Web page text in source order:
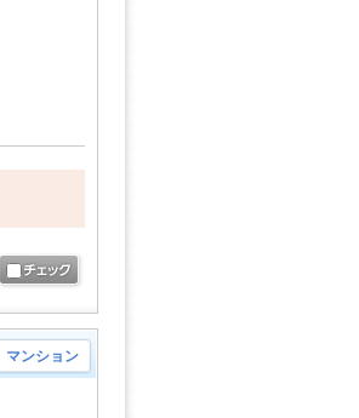
マンション